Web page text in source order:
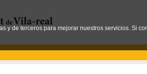
y de terceros para mejorar nuestros servicios. Si